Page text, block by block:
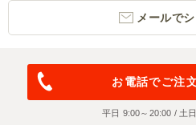
メールで
お電話でご注
平日 9:00～20:00 / 土